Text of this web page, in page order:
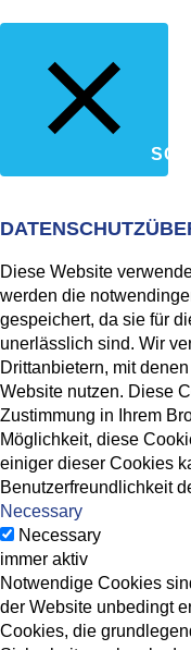
Diese Website
werden die
gespeichert, da sie für
unerlässlich sind. Wir
Drittanbietern, mit
Website nutzen. Diese
Zustimmung in Ihrem
Möglichkeit, diese
einiger dieser Cookies
Benutzerfreundlichkeit
Necessary
Necessary
immer aktiv
Notwendige Cookies
der Website unbedingt
Cookies, die